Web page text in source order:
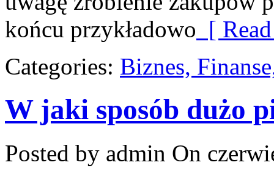
końcu przykładowo [
Categories: Biznes,
W jaki sposób dużo
Posted by admin On